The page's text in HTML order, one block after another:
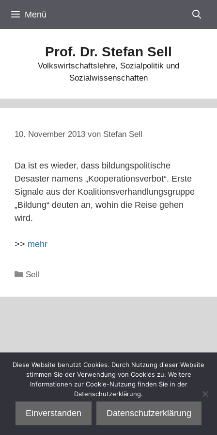
Inhalt
springen
Menü
Prof. Dr. Stefan Sell
Volkswirtschaftslehre, Sozialpolitik und
Sozialwissenschaften
10. November 2013 von Stefan Sell
Da ist es wieder, dass bildungspolitische
Desaster namens „Kooperationsverbot“. Erste
Signale aus der Koalitionsverhandlungsgruppe
„Bildung“ deuten an, wohin die Reise gehen
wird.
>> mehr
Kategorien
Sell
Diese Website benutzt Cookies. Durch Nutzung dieser Website
stimmen Sie der Verwendung von Cookies zu. Weitere
Informationen zur Cookie-Nutzung finden Sie in der
Datenschutzerklärung.
Einverstanden Datenschutzerklärung